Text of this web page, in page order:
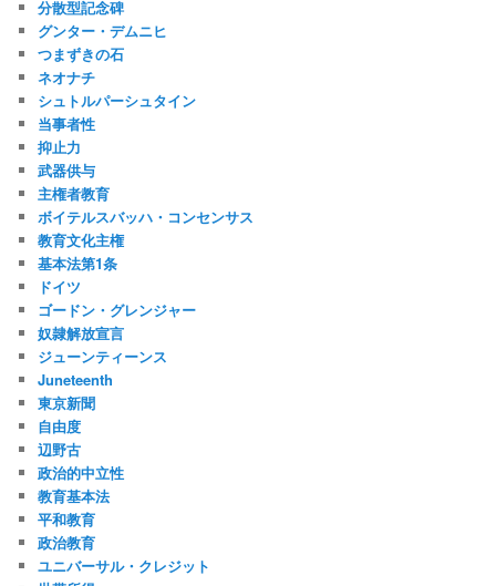
分散型記念碑
グンター・デムニヒ
つまずきの石
ネオナチ
シュトルパーシュタイン
当事者性
抑止力
武器供与
主権者教育
ボイテルスバッハ・コンセンサス
教育文化主権
基本法第1条
ドイツ
ゴードン・グレンジャー
奴隷解放宣言
ジューンティーンス
Juneteenth
東京新聞
自由度
辺野古
政治的中立性
教育基本法
平和教育
政治教育
ユニバーサル・クレジット